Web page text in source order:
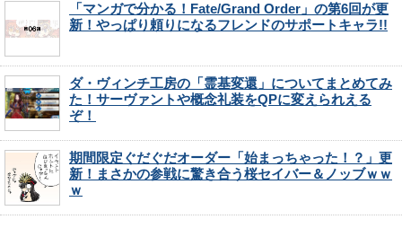
「マンガで分かる！Fate/Grand Order」の第6回が更
新！やっぱり頼りになるフレンドのサポートキャラ!!
ダ・ヴィンチ工房の「霊基変還」についてまとめてみ
た！サーヴァントや概念礼装をQPに変えられえる
ぞ！
期間限定ぐだぐだオーダー「始まっちゃった！？」更
新！まさかの参戦に驚き合う桜セイバー＆ノッブｗｗ
ｗ